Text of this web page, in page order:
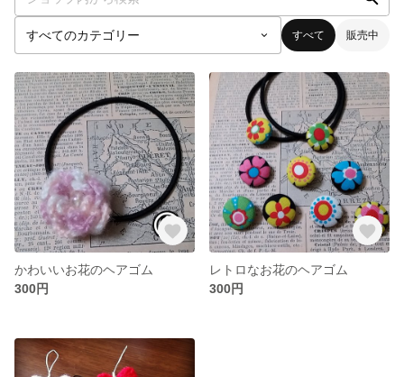
すべて 販売中
かわいいお花のヘアゴム
300円
レトロなお花のヘアゴム
300円